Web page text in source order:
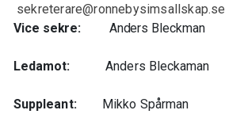
sekreterare@ronnebysimsallskap.se
Vice sekre: Anders Bleckman
Ledamot: Anders Bleckaman
Suppleant:Mikko Spårman